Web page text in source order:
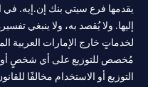
يقدمها فرع سيتي بنك إن.إيه. في
إليها. ولا يُقصد به، ولا ينبغي
لخدماتٍ خارج الإمارات العربية
مُخصص للتوزيع على أي شخصٍ أو
التوزيع أو الاستخدام مخالفًا